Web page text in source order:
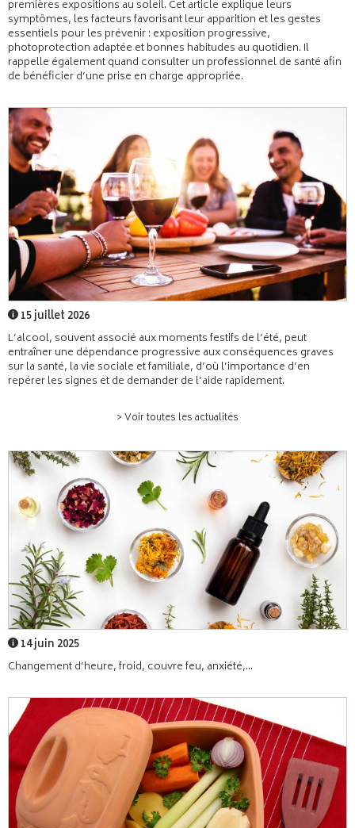
premières expositions au soleil. Cet article explique leurs
symptômes, les facteurs favorisant leur apparition et les gestes
essentiels pour les prévenir : exposition progressive,
photoprotection adaptée et bonnes habitudes au quotidien. Il
rappelle également quand consulter un professionnel de santé afin
de bénéficier d’une prise en charge appropriée.
15 juillet 2026
L’alcool, souvent associé aux moments festifs de l’été, peut
entraîner une dépendance progressive aux conséquences graves
sur la santé, la vie sociale et familiale, d’où l’importance d’en
repérer les signes et de demander de l’aide rapidement.
> Voir toutes les actualités
14 juin 2025
Changement d’heure, froid, couvre feu, anxiété,...